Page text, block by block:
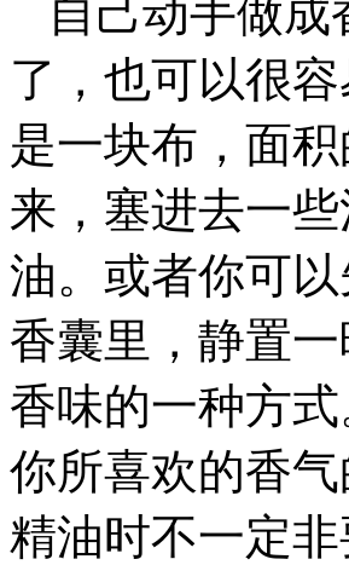
自己动手做
了，也可以很
是一块布，面
来，塞进去一
油。或者你可
香囊里，静置
香味的一种方
你所喜欢的香
精油时不一定